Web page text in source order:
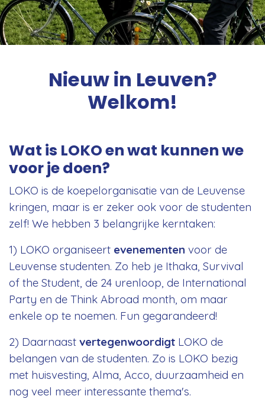
Nieuw in Leuven?
Welkom!
Wat is LOKO en wat kunnen we
voor je doen?
LOKO is de koepelorganisatie van de Leuvense
kringen, maar is er zeker ook voor de studenten
zelf! We hebben 3 belangrijke kerntaken:
1) LOKO organiseert evenementen voor de
Leuvense studenten. Zo heb je Ithaka, Survival
of the Student, de 24 urenloop, de International
Party en de Think Abroad month, om maar
enkele op te noemen. Fun gegarandeerd!
2) Daarnaast vertegenwoordigt LOKO de
belangen van de studenten. Zo is LOKO bezig
met huisvesting, Alma, Acco, duurzaamheid en
nog veel meer interessante thema's.